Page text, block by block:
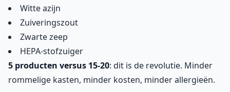
Witte azijn
Zuiveringszout
Zwarte zeep
HEPA-stofzuiger
5 producten versus 15-20: dit is de revolutie. Minder
rommelige kasten, minder kosten, minder allergieën.